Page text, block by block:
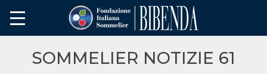
SOMMELIER NOTIZIE 61